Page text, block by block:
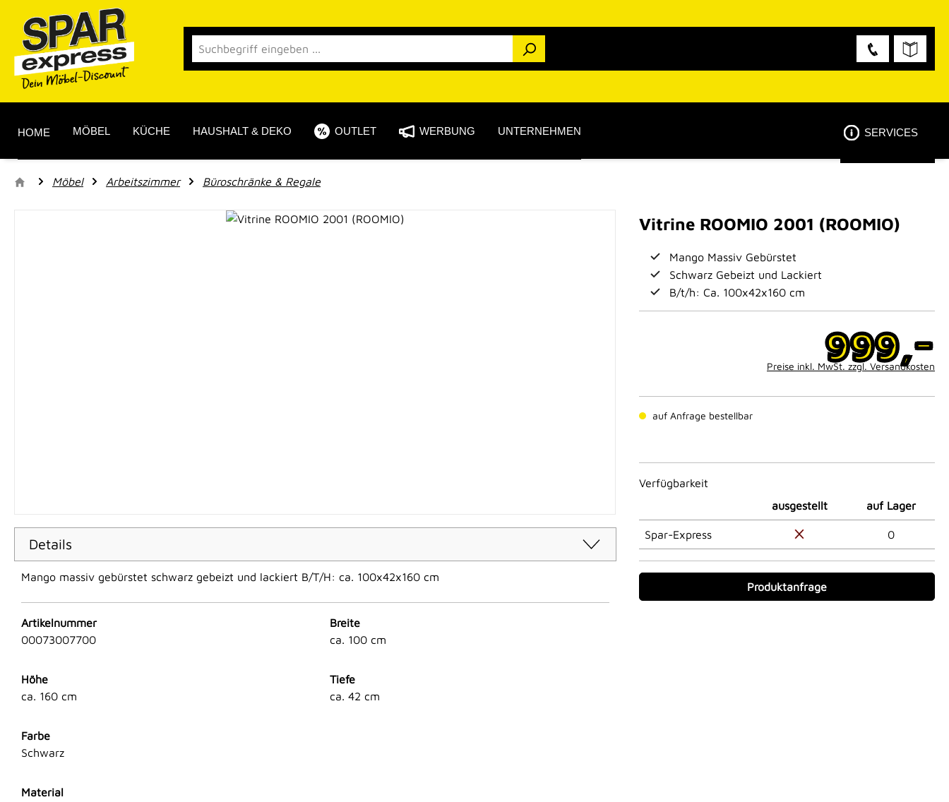
Hauptinhalt springen
Zur Suche springen
Zur Hauptnavigation springen
HOME MÖBEL KÜCHE HAUSHALT & DEKO OUTLET WERBUNG UNTERNEHMEN SERVICES
Möbel Arbeitszimmer Büroschränke & Regale
Vitrine ROOMIO 2001 (ROOMIO)
Mango Massiv Gebürstet
Schwarz Gebeizt und Lackiert
B/t/h: Ca. 100x42x160 cm
999,-
Preise inkl. MwSt. zzgl. Versandkosten
auf Anfrage bestellbar
Verfügbarkeit
ausgestellt
auf Lager
Spar-Express 0
Produktanfrage
Details
Mango massiv gebürstet schwarz gebeizt und lackiert B/T/H: ca. 100x42x160 cm
Artikelnummer
00073007700
Breite
ca. 100 cm
Höhe
ca. 160 cm
Tiefe
ca. 42 cm
Farbe
Schwarz
Material